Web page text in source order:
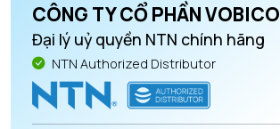
CÔNG TY CỔ PHẦN VOBICO
Đại lý uỷ quyền NTN chính hãng
NTN Authorized Distributor